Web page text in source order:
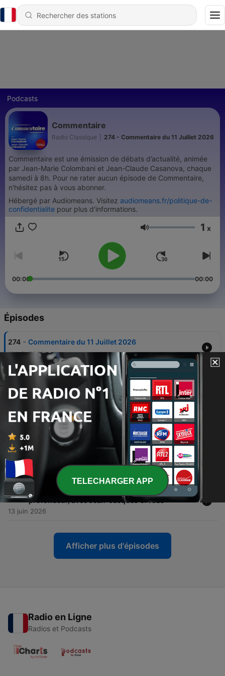
Podcasts
Commentaire
Radio Classique 274 - Commentaire du 11 Juillet 2026
Commentaire est une émission de débats d’actualité, animée
par Jean-Marie Colombani et Jean-Claude Casanova, chaque
samedi à 8h. Pour ne rater aucun épisode de Commentaire,
n'hésitez pas à vous abonner.
Hébergé par Audiomeans. Visitez audiomeans.fr/politique-de-
confidentialite pour plus d'informations.
Volume 1 x
00:00 00:00
Épisodes
274 - Commentaire du 11 Juillet 2026
11 juil. 2026
273 - En route vers la présidentielle, avec Jérôme
04 juil. 2026
272 -
Crise politique en Grande-Bretagne : l'héritage
empoisonné du Brexit, avec Marc Roche
27 juin 2026
271 - Poutine et la nature du régime russe, avec Pierre
Lévy, ancien ambassadeur à Moscou
20 juin 2026
270 - La justice française en quête d'une réforme en
profondeur, avec Jean-Jacques Urvoas
13 juin 2026
Afficher plus d'épisodes
Radio en Ligne
Radios et Podcasts
TELECHARGER APP